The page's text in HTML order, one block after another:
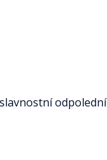
odpolední